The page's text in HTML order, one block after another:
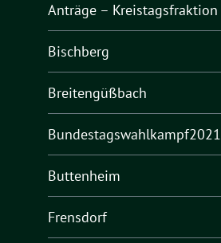
Anträge – Kreistagsfraktion
Bischberg
Breitengüßbach
Bundestagswahlkampf2021
Buttenheim
Frensdorf